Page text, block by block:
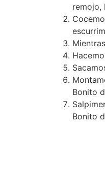
remojo,
Bonito
Bonito